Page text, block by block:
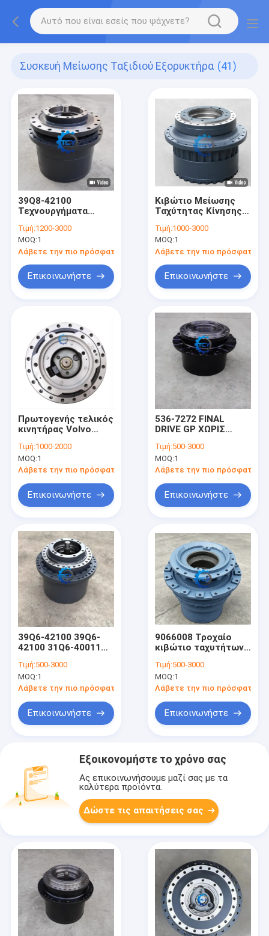
Συσκευή Μείωσης Ταξιδιού Εξορυκτήρα (41)
39Q8-42100
Τεχνουργήματα
κίνησης
Τιμή:1200-3000
MOQ:1
Λάβετε την πιο πρόσφατη τιμή
Επικοινωνήστε
Κιβώτιο Μείωσης
Ταχύτητας Κίνησης
Τιμή:1000-3000
MOQ:1
Λάβετε την πιο πρόσφατη
Επικοινωνήστε
Πρωτογενής τελικός
κινητήρας Volvo
ταξιδιωτικός
κινητήρας
ελαττωματικό
Τιμή:1000-2000
MOQ:1
Λάβετε την πιο πρόσφατη τιμή
Επικοινωνήστε
536-7272 FINAL
DRIVE GP ΧΩΡΙΣ
CAT320GC
CAT320GX
Τιμή:500-3000
MOQ:1
Λάβετε την πιο πρόσφατη
Επικοινωνήστε
39Q6-42100 39Q6-
42100 31Q6-40011
GEAR HX220L
R210LC7A R210LC9
R210LC9BC
R210NLC9 R215LC7
R220LC7 R220LC
RD210-7V RD220-7
Τιμή:500-3000
MOQ:1
Λάβετε την πιο πρόσφατη τιμή
Επικοινωνήστε
9066008 Τροχαίο
κιβώτιο ταχυτήτων
Τιμή:500-3000
MOQ:1
Λάβετε την πιο πρόσφατη
Επικοινωνήστε
Εξοικονομήστε το χρόνο σας
Ας επικοινωνήσουμε μαζί σας με τα
καλύτερα προϊόντα.
Δώστε τις απαιτήσεις σας